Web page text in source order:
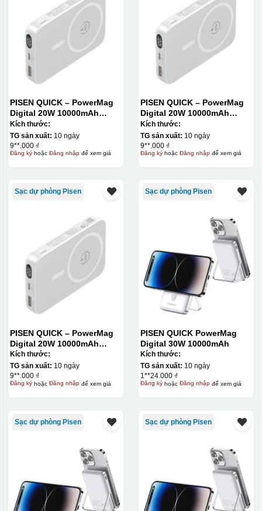
Kiểu in:
PISEN QUICK – PowerMag
Digital 20W 10000mAh
Power bank. White: 200pcs;
Blue: 200pcs
Kích thước:
TG sản xuất: 10 ngày
9**.000 ₫
Đăng kýhoặc Đăng nhậpđể xem giá
PISEN QUICK – PowerMag
Digital 20W 10000mAh
Power bank. White: 200pcs;
Blue: 200pcs
Kích thước:
TG sản xuất: 10 ngày
9**.000 ₫
Đăng kýhoặc Đăng nhậpđể xem giá
Sạc dự phòng Pisen
PISEN QUICK – PowerMag
Digital 20W 10000mAh
Power bank. White: 200pcs;
Blue: 200pcs
Kích thước:
TG sản xuất: 10 ngày
9**.000 ₫
Đăng kýhoặc Đăng nhậpđể xem giá
Sạc dự phòng Pisen
PISEN QUICK PowerMag
Digital 30W 10000mAh
Kích thước:
TG sản xuất: 10 ngày
1**24.000 ₫
Đăng kýhoặc Đăng nhậpđể xem giá
Sạc dự phòng Pisen Sạc dự phòng Pisen